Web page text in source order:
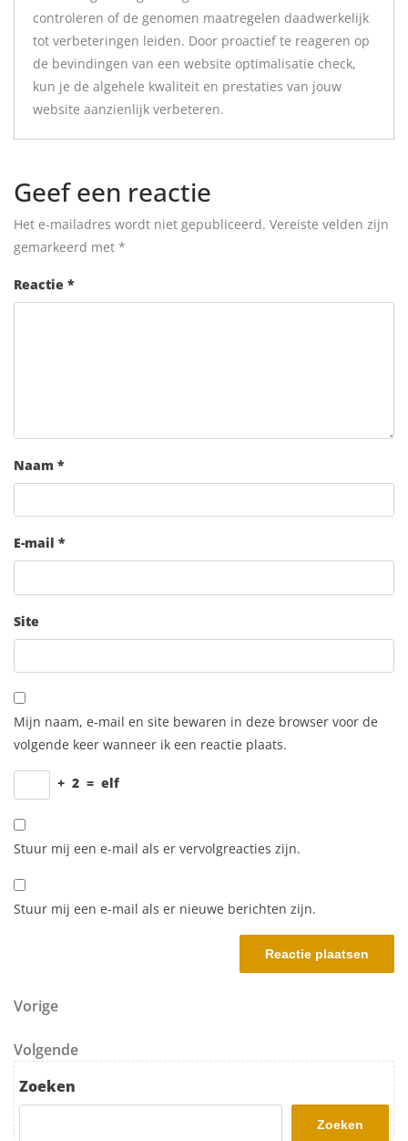
controleren of de genomen maatregelen daadwerkelijk
tot verbeteringen leiden. Door proactief te reageren op
de bevindingen van een website optimalisatie check,
kun je de algehele kwaliteit en prestaties van jouw
website aanzienlijk verbeteren.
Geef een reactie
Het e-mailadres wordt niet gepubliceerd. Vereiste velden zijn
gemarkeerd met *
Reactie *
Naam *
E-mail *
Site
Mijn naam, e-mail en site bewaren in deze browser voor de
volgende keer wanneer ik een reactie plaats.
+ 2 = elf
Stuur mij een e-mail als er vervolgreacties zijn.
Stuur mij een e-mail als er nieuwe berichten zijn.
Berichtnavigatie
Vorig bericht
Vorige
Volgend bericht
Volgende
Zoeken
Zoeken